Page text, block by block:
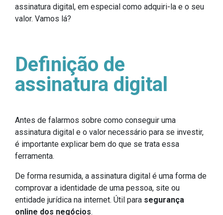
assinatura digital, em especial como adquiri-la e o seu
valor. Vamos lá?
Definição de
assinatura digital
Antes de falarmos sobre como conseguir uma
assinatura digital e o valor necessário para se investir,
é importante explicar bem do que se trata essa
ferramenta.
De forma resumida, a assinatura digital é uma forma de
comprovar a identidade de uma pessoa, site ou
entidade jurídica na internet. Útil para segurança
online dos negócios.